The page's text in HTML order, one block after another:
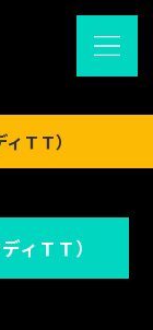
ＴＴ）
ィＴＴ）